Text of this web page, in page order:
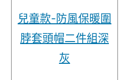
兒童款-防風保暖圍
脖套頭帽二件組深
灰